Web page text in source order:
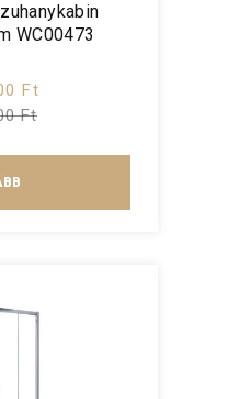
WC00473
Ft
Ft